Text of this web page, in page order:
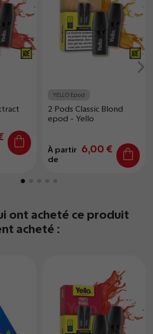
YELLO Epod
2 Pods Classic Blond
epod - Yello
À partir
de
6,00 €
ont acheté ce produit
acheté :